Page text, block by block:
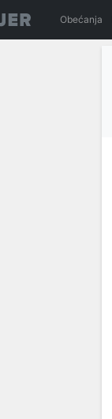
Obećanja